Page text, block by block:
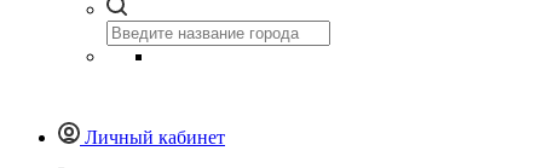
Личный кабинет